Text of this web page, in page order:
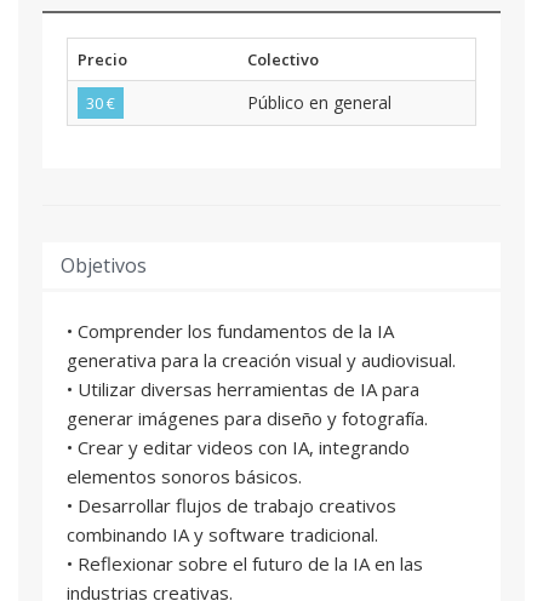
Precio
Colectivo
30 €
Público en general
Objetivos
• Comprender los fundamentos de la IA
generativa para la creación visual y audiovisual.
• Utilizar diversas herramientas de IA para
generar imágenes para diseño y fotografía.
• Crear y editar videos con IA, integrando
elementos sonoros básicos.
• Desarrollar flujos de trabajo creativos
combinando IA y software tradicional.
• Reflexionar sobre el futuro de la IA en las
industrias creativas.